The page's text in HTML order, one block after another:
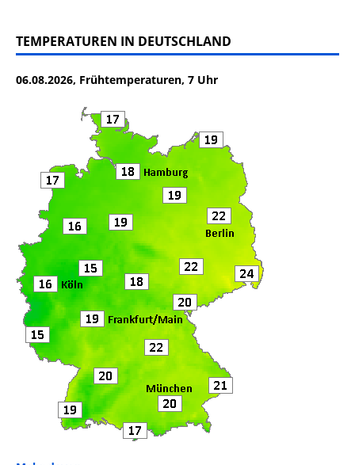
c
e
b
k
it
te
r
ai
l
le
n
TEMPERATUREN IN DEUTSCHLAND
06.08.2026, Frühtemperaturen, 7 Uhr